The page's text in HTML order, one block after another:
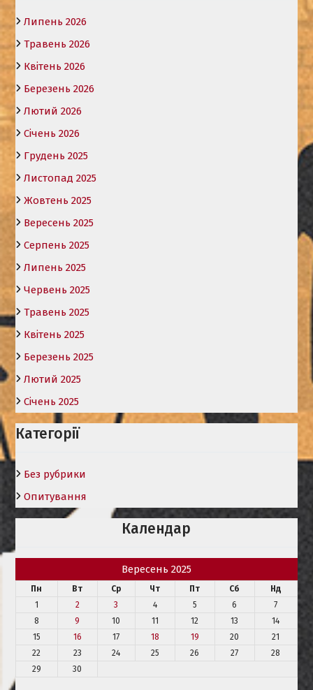
Липень 2026
Травень 2026
Квітень 2026
Березень 2026
Лютий 2026
Січень 2026
Грудень 2025
Листопад 2025
Жовтень 2025
Вересень 2025
Серпень 2025
Липень 2025
Червень 2025
Травень 2025
Квітень 2025
Березень 2025
Лютий 2025
Січень 2025
Категорії
Без рубрики
Опитування
Календар
Вересень 2025
Пн Вт Ср Чт Пт Сб
Нд
1
2 3 4 5 6
7
8
9 10 11 12 13
14
15
16 17 18 19 20
21
22
23 24 25 26 27
28
29
30